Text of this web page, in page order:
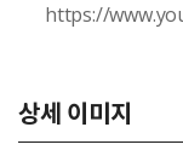
https://
상세 이미지